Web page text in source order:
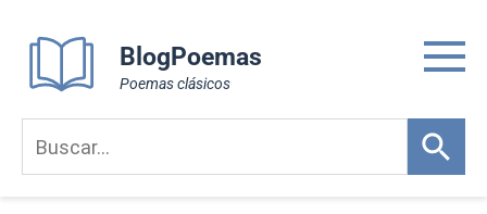
content
BlogPoemas
Poemas clásicos